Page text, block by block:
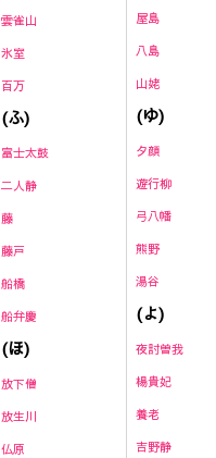
雲雀山
氷室
百万
(ふ)
富士太鼓
二人静
藤
藤戸
船橋
船弁慶
(ほ)
放下僧
放生川
仏原
屋島
八島
山姥
(ゆ)
夕顔
遊行柳
弓八幡
熊野
湯谷
(よ)
夜討曽我
楊貴妃
養老
吉野静